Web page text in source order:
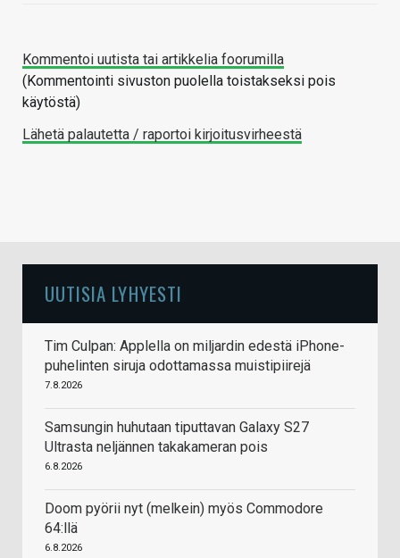
Kommentoi uutista tai artikkelia foorumilla
(Kommentointi sivuston puolella toistakseksi pois
käytöstä)
Lähetä palautetta / raportoi kirjoitusvirheestä
UUTISIA LYHYESTI
Tim Culpan: Applella on miljardin edestä iPhone-
puhelinten siruja odottamassa muistipiirejä
7.8.2026
Samsungin huhutaan tiputtavan Galaxy S27
Ultrasta neljännen takakameran pois
6.8.2026
Doom pyörii nyt (melkein) myös Commodore
64:llä
6.8.2026